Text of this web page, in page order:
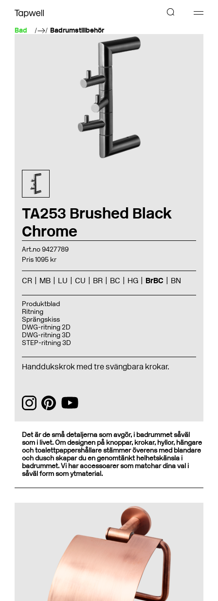
Bad Badrumstillbehör
TA253 Brushed Black
Chrome
Art.no 9427789
Pris 1095 kr
CR MB LU CU BR BC HG BrBC BN
Produktblad
Ritning
Sprängskiss
DWG-ritning 2D
DWG-ritning 3D
STEP-ritning 3D
Handdukskrok med tre svängbara krokar.
Det är de små detaljerna som avgör, i badrummet såväl
som i livet. Om designen på knoppar, krokar, hyllor, hängare
och toalettpappershållare stämmer överens med blandare
och dusch skapar du en genomtänkt helhetskänsla i
badrummet. Vi har accessoarer som matchar dina val i
såväl form som ytmaterial.